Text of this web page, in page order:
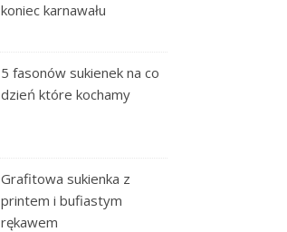
koniec karnawału
5 fasonów sukienek na co
dzień które kochamy
Grafitowa sukienka z
printem i bufiastym
rękawem